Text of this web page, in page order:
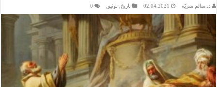
د. سالم سريّة 02.04.2021 تاريخ ,توثيق 0